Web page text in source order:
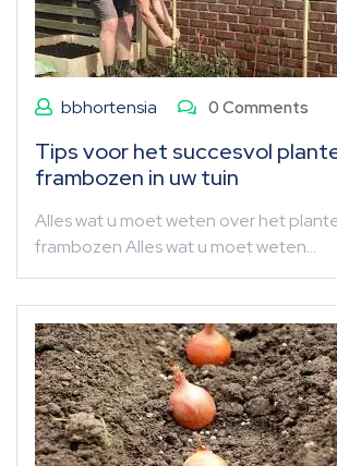
bbhortensia 0 Comments
Tips voor het succesvol
frambozen in uw tuin
Alles wat u moet weten over het
frambozen Alles wat u moet weten…